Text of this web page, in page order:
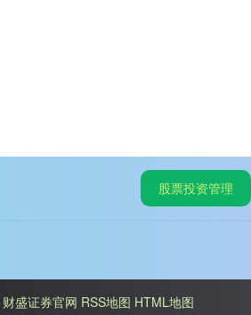
股票投资管理
财盛证券官网 RSS地图 HTML地图